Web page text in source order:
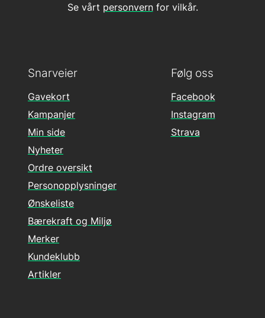
Se vårt personvernfor vilkår.
Følg oss
Facebook
Instagram
Strava
Snarveier
Gavekort
Kampanjer
Min side
Nyheter
Ordre oversikt
Personopplysninger
Ønskeliste
Bærekraft og Miljø
Merker
Kundeklubb
Artikler